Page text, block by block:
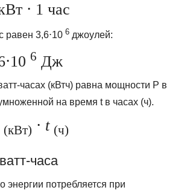
⋅ 1 час
равен 3,6⋅10 6 джоулей:
6 Дж
часах (кВтч) равна мощности P в
на время t в часах (ч).
(кВт) ⋅ t (ч)
часа
энергии потребляется при